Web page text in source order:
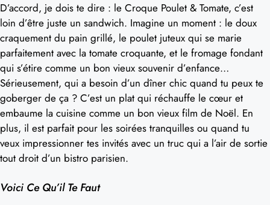
D’accord, je dois te dire : le Croque Poulet & Tomate, c’est
loin d’être juste un sandwich. Imagine un moment : le doux
craquement du pain grillé, le poulet juteux qui se marie
parfaitement avec la tomate croquante, et le fromage fondant
qui s’étire comme un bon vieux souvenir d’enfance…
Sérieusement, qui a besoin d’un dîner chic quand tu peux te
goberger de ça ? C’est un plat qui réchauffe le cœur et
embaume la cuisine comme un bon vieux film de Noël. En
plus, il est parfait pour les soirées tranquilles ou quand tu
veux impressionner tes invités avec un truc qui a l’air de sortie
tout droit d’un bistro parisien.
Voici Ce Qu’il Te Faut